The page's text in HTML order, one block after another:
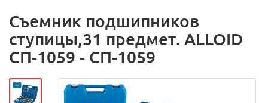
Съемник подшипников
ступицы,31 предмет. ALLOID
СП-1059 - СП-1059